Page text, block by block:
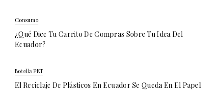
Consumo
¿Qué Dice Tu Carrito De Compras Sobre Tu Idea Del
Ecuador?
Botella PET
El Reciclaje De Plásticos En Ecuador Se Queda En El Papel